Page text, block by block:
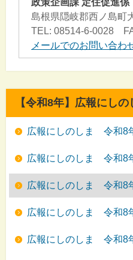
島根県隠岐郡西ノ島町
TEL: 08514-6-0028
メールでのお問い合わ
【令和8年】広報にしの
広報にしのしま 令和8
広報にしのしま 令和8
広報にしのしま 令和8
広報にしのしま 令和8
広報にしのしま 令和8